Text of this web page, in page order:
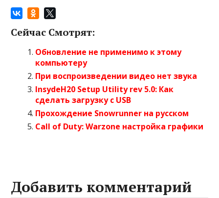
Сейчас Смотрят:
Обновление не применимо к этому
компьютеру
При воспроизведении видео нет звука
InsydeH20 Setup Utility rev 5.0: Как
сделать загрузку с USB
Прохождение Snowrunner на русском
Call of Duty: Warzone настройка графики
Добавить комментарий